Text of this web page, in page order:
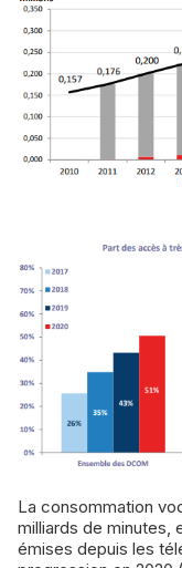
La consommation vocale (fixe et mobile) s’élève à 8,7
milliards de minutes,
émises depuis les